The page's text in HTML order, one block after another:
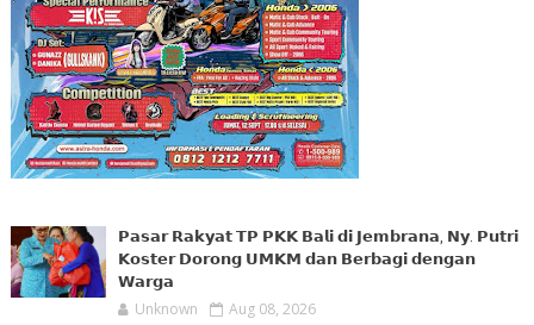
𝗣𝗮𝘀𝗮𝗿 𝗥𝗮𝗸𝘆𝗮𝘁 𝗧𝗣 𝗣𝗞𝗞 𝗕𝗮𝗹𝗶 𝗱𝗶 𝗝𝗲𝗺𝗯𝗿𝗮𝗻𝗮, 𝗡𝘆. 𝗣𝘂𝘁𝗿𝗶
𝗞𝗼𝘀𝘁𝗲𝗿 𝗗𝗼𝗿𝗼𝗻𝗴 𝗨𝗠𝗞𝗠 𝗱𝗮𝗻 𝗕𝗲𝗿𝗯𝗮𝗴𝗶 𝗱𝗲𝗻𝗴𝗮𝗻
𝗪𝗮𝗿𝗴𝗮
Unknown Aug 08, 2026